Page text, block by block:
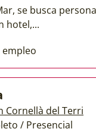
se busca
hotel,...
empleo
Cornellà del Terri
/ Presencial